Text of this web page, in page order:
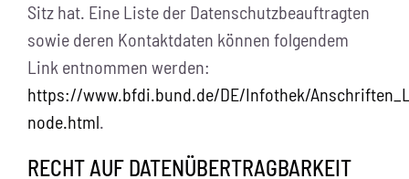
Sitz hat. Eine Liste der Datenschutzbeauftragten
sowie deren Kontaktdaten können folgendem
Link entnommen werden:
https://www.bfdi.bund.de/DE/Infothek/
node.html.
RECHT AUF DATENÜBERTRAGBARKEIT